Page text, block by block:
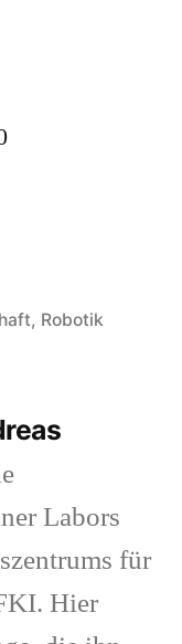
, Robotik
Labors
für
Hier